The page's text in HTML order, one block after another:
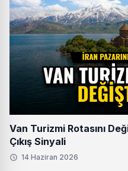
Van Turizmi Rotasını
Çıkış Sinyali
14 Haziran 2026